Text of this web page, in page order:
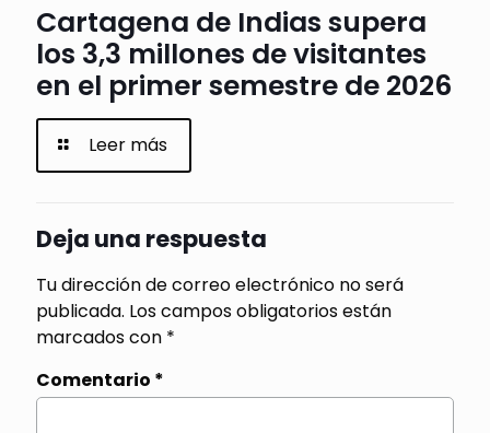
Cartagena de Indias supera
los 3,3 millones de visitantes
en el primer semestre de 2026
Leer más
Deja una respuesta
Tu dirección de correo electrónico no será
publicada. Los campos obligatorios están
marcados con *
Comentario *